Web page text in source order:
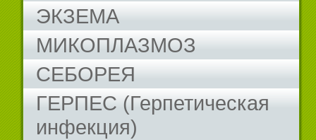
ЭКЗЕМА
МИКОПЛАЗМОЗ
СЕБОРЕЯ
ГЕРПЕС (Герпетическая
инфекция)